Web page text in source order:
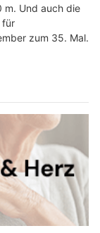
m. Und auch die
für
zum 35. Mal.